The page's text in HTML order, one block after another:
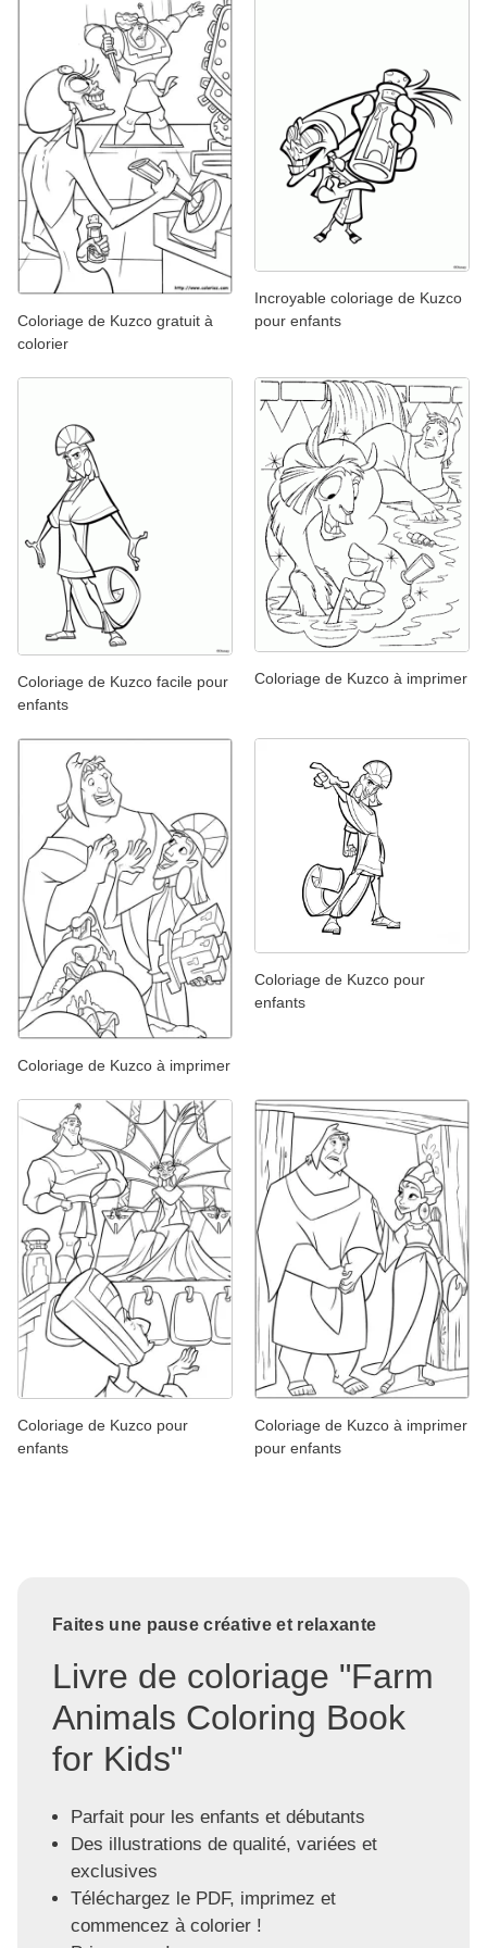
Coloriage de Kuzco gratuit à
colorier
Incroyable coloriage de Kuzco
pour enfants
Coloriage de Kuzco facile pour
enfants
Coloriage de Kuzco à imprimer
Coloriage de Kuzco à imprimer
Coloriage de Kuzco pour
enfants
Coloriage de Kuzco pour
enfants
Coloriage de Kuzco à imprimer
pour enfants
Faites une pause créative et relaxante
Livre de coloriage "Farm
Animals Coloring Book
for Kids"
Parfait pour les enfants et débutants
Des illustrations de qualité, variées et
exclusives
Téléchargez le PDF, imprimez et
commencez à colorier !